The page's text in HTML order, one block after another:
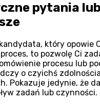
pytania lub
który opowie
to pozwolę Ci
procesu lub
o czyichś
Pokazuje jedynie, że
zadań lub czynności.